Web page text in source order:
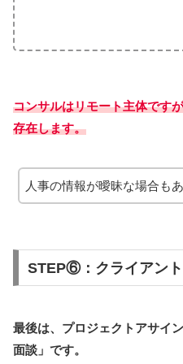
コンサルはリモート主体です
存在します。
人事の情報が曖昧な場合も
STEP⑥：クライアン
最後は、プロジェクトアサイ
面談 」です。